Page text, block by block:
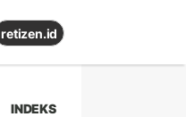
retizen.id
INDEKS